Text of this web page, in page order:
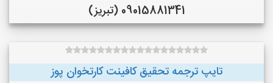
09015881341 (تبریز)
تایپ ترجمه تحقیق کافینت کارتخوان پوز